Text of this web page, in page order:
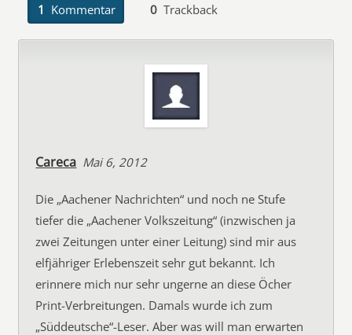
1 Kommentar 0 Trackback
Careca Mai 6, 2012
Die „Aachener Nachrichten“ und noch ne Stufe
tiefer die „Aachener Volkszeitung“ (inzwischen ja
zwei Zeitungen unter einer Leitung) sind mir aus
elfjähriger Erlebenszeit sehr gut bekannt. Ich
erinnere mich nur sehr ungerne an diese Öcher
Print-Verbreitungen. Damals wurde ich zum
„Süddeutsche“-Leser. Aber was will man erwarten